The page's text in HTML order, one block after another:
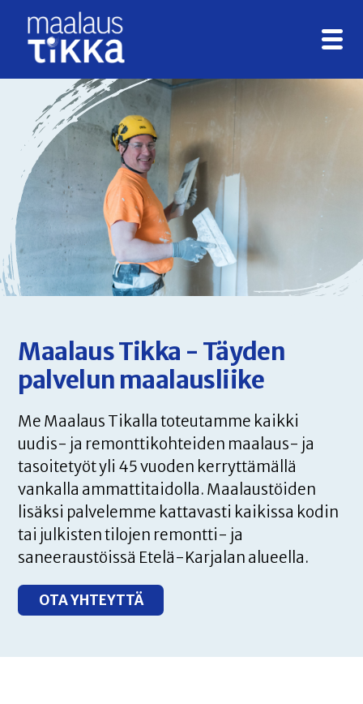
ETUSIVU
MAALAUS JA
REMONTOINTI
YRITYKSILLE
OTA YHTEYTTÄ
Maalaus Tikka - Täyden
palvelun maalausliike
Me Maalaus Tikalla toteutamme kaikki
uudis- ja remonttikohteiden maalaus- ja
tasoitetyöt yli 45 vuoden kerryttämällä
vankalla ammattitaidolla. Maalaustöiden
lisäksi palvelemme kattavasti kaikissa kodin
tai julkisten tilojen remontti- ja
saneeraustöissä Etelä-Karjalan alueella.
OTA YHTEYTTÄ